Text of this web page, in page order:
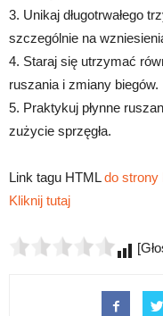
3. Unikaj długotrwałego
szczególnie na
4. Staraj się utrzymać
ruszania i zmiany biegów.
5. Praktykuj płynne
zużycie sprzęgła.
Link tagu HTMLdo strony
Kliknij tutaj